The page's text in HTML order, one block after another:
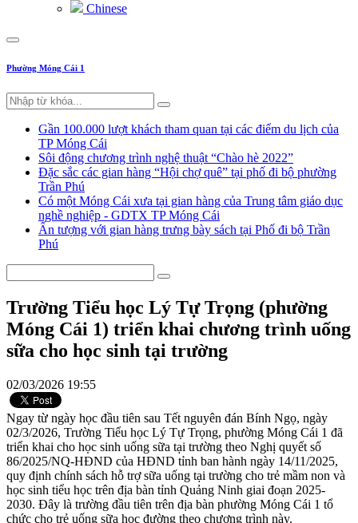
Chinese
Phường Móng Cái 1
Gần 100.000 lượt khách tham quan tại các điểm du lịch của
TP Móng Cái
Sôi động chương trình nghệ thuật “Chào hè 2022”
Đặc sắc các gian hàng “Hội chợ quê” tại phố đi bộ phường
Trần Phú
Có một Móng Cái xưa tại gian hàng của Trung tâm giáo dục
nghề nghiệp - GDTX TP Móng Cái
Ấn tượng với gian hàng trưng bày sách tại Phố đi bộ Trần
Phú
Trường Tiểu học Lý Tự Trọng (phường
Móng Cái 1) triển khai chương trình uống
sữa cho học sinh tại trường
02/03/2026 19:55
Ngay từ ngày học đầu tiên sau Tết nguyên đán Bính Ngọ, ngày
02/3/2026, Trường Tiểu học Lý Tự Trọng, phường Móng Cái 1 đã
triển khai cho học sinh uống sữa tại trường theo Nghị quyết số
86/2025/NQ-HĐND của HĐND tỉnh ban hành ngày 14/11/2025,
quy định chính sách hỗ trợ sữa uống tại trường cho trẻ mầm non và
học sinh tiểu học trên địa bàn tỉnh Quảng Ninh giai đoạn 2025-
2030. Đây là trường đầu tiên trên địa bàn phường Móng Cái 1 tổ
chức cho trẻ uống sữa học đường theo chương trình này.